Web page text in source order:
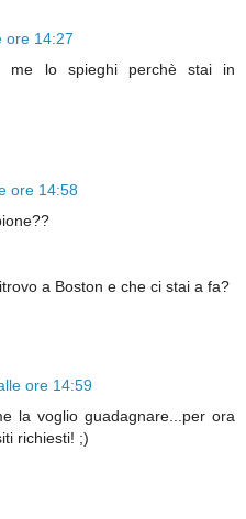
ore 14:27
me lo spieghi perchè stai in
ore 14:58
a Boston e che ci stai a fa?
ore 14:59
la voglio guadagnare...per ora
richiesti! ;)